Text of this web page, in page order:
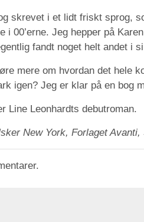
skrevet i et lidt friskt sprog,
i 00’erne. Jeg hepper på
fandt noget helt andet i
mere om hvordan det hele
igen? Jeg er klar på en bog
Line Leonhardts debutroman.
New York, Forlaget Avanti,